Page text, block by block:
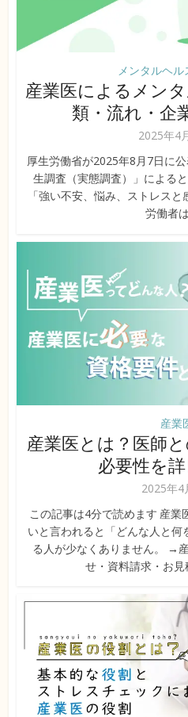
メンタルヘル
産業医によるメン
類・流れ・企
2025年4
厚生労働省が2025年8月7日に
生調査（実態調査）」による
「強い不安、悩み、ストレス
労働者
産業
産業医とは？医師
必要性を
2025年4
この記事は4分で読めます 産
いと言われると「どんな人と
る人が少なくありません。 →
せ・資料請求・お見